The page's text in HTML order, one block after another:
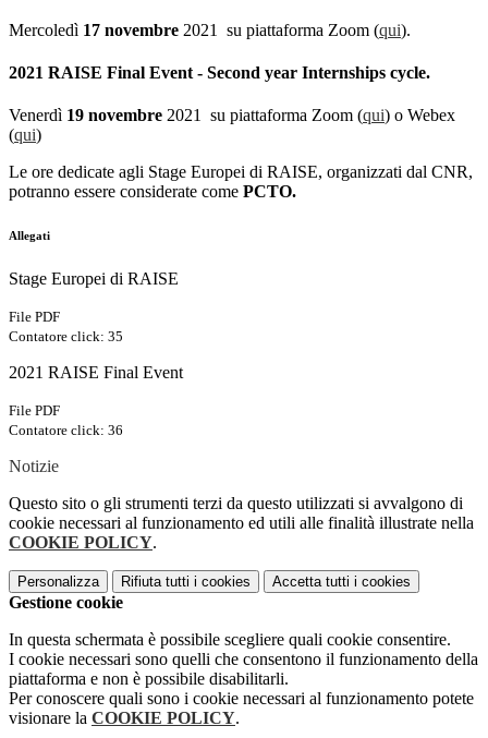
Mercoledì 17 novembre 2021 su piattaforma Zoom (qui).
2021 RAISE Final Event - Second year Internships cycle.
Venerdì 19 novembre 2021 su piattaforma Zoom (qui) o Webex
(qui)
Le ore dedicate agli Stage Europei di RAISE, organizzati dal CNR,
potranno essere considerate come PCTO.
Allegati
Stage Europei di RAISE
File PDF
Contatore click: 35
2021 RAISE Final Event
File PDF
Contatore click: 36
Notizie
Questo sito o gli strumenti terzi da questo utilizzati si avvalgono di
cookie necessari al funzionamento ed utili alle finalità illustrate nella
COOKIE POLICY.
Personalizza Rifiuta tutti i cookies Accetta tutti i cookies
Gestione cookie
In questa schermata è possibile scegliere quali cookie consentire.
I cookie necessari sono quelli che consentono il funzionamento della
piattaforma e non è possibile disabilitarli.
Per conoscere quali sono i cookie necessari al funzionamento potete
visionare la COOKIE POLICY.